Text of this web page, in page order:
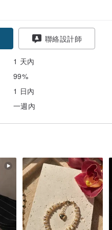
聯絡設計師
1 天內
99%
1 日內
一週內